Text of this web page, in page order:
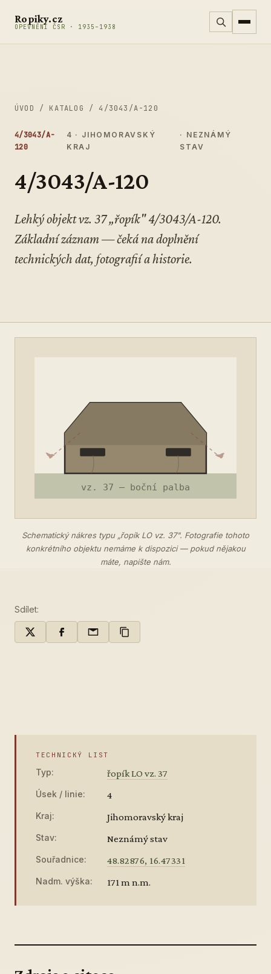
Ropiky.cz
OPEVNĚNÍ ČSR · 1935–1938
ÚVOD / KATALOG / 4/3043/A-120
4/3043/A-
120
4 · JIHOMORAVSKÝ
KRAJ
· NEZNÁMÝ
STAV
4/3043/A-120
Lehký objekt vz. 37 „řopík" 4/3043/A-120.
Základní záznam — čeká na doplnění
technických dat, fotografií a historie.
Schematický nákres typu „řopík LO vz. 37". Fotografie tohoto
konkrétního objektu nemáme k dispozici — pokud nějakou
máte, napište nám.
Sdílet:
TECHNICKÝ LIST
Typ: řopík LO vz. 37
Úsek / linie: 4
Kraj: Jihomoravský kraj
Stav: Neznámý stav
Souřadnice: 48.82876, 16.47331
Nadm. výška: 171 m n.m.